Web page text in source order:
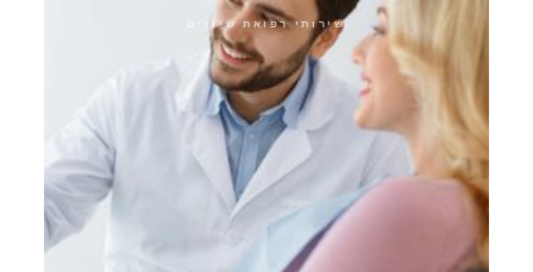
שירותי רפואת שיניים